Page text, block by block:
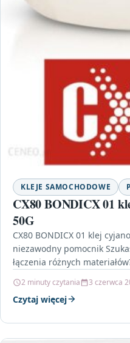
KLEJE SAMOCHODOWE
CX80 BONDICX 01
50G
CX80 BONDICX 01 klej
niezawodny pomocnik
łączenia różnych
2 minuty czytania 3 czerwca
Czytaj więcej